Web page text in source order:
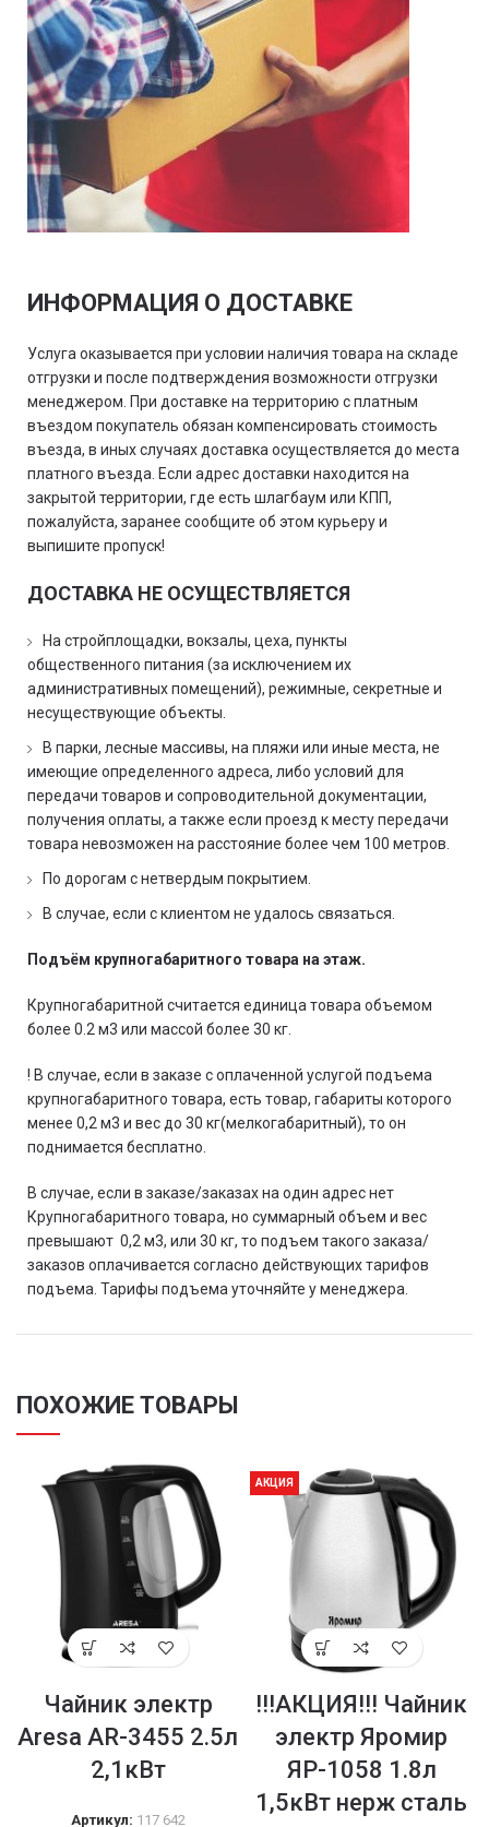
ИНФОРМАЦИЯ О ДОСТАВКЕ
Услуга оказывается при условии наличия товара на складе
отгрузки и после подтверждения возможности отгрузки
менеджером. При доставке на территорию с платным
въездом покупатель обязан компенсировать стоимость
въезда, в иных случаях доставка осуществляется до места
платного въезда. Если адрес доставки находится на
закрытой территории, где есть шлагбаум или КПП,
пожалуйста, заранее сообщите об этом курьеру и
выпишите пропуск!
ДОСТАВКА НЕ ОСУЩЕСТВЛЯЕТСЯ
На стройплощадки, вокзалы, цеха, пункты
общественного питания (за исключением их
административных помещений), режимные, секретные и
несуществующие объекты.
В парки, лесные массивы, на пляжи или иные места, не
имеющие определенного адреса, либо условий для
передачи товаров и сопроводительной документации,
получения оплаты, а также если проезд к месту передачи
товара невозможен на расстояние более чем 100 метров.
По дорогам с нетвердым покрытием.
В случае, если с клиентом не удалось связаться.
Подъём крупногабаритного товара на этаж.
Крупногабаритной считается единица товара объемом
более 0.2 м3 или массой более 30 кг.
! В случае, если в заказе с оплаченной услугой подъема
крупногабаритного товара, есть товар, габариты которого
менее 0,2 м3 и вес до 30 кг(мелкогабаритный), то он
поднимается бесплатно.
В случае, если в заказе/заказах на один адрес нет
Крупногабаритного товара, но суммарный объем и вес
превышают 0,2 м3, или 30 кг, то подъем такого заказа/
заказов оплачивается согласно действующих тарифов
подъема. Тарифы подъема уточняйте у менеджера.
ПОХОЖИЕ ТОВАРЫ
Чайник электр
Aresa AR-3455 2.5л
2,1кВт
Артикул: 117 642
АКЦИЯ
!!!АКЦИЯ!!! Чайник
электр Яромир
ЯР-1058 1.8л
1,5кВт нерж сталь